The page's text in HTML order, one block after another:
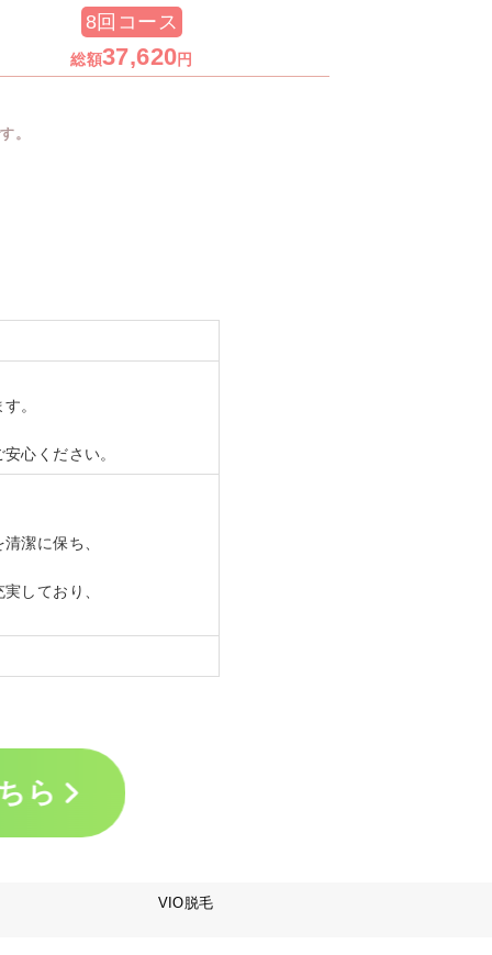
8回コース
総額37,620円
。
。
心ください。
潔に保ち、
しており、
ら
VIO脱毛